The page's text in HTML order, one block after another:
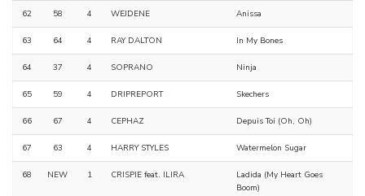
62 58 4 WEJDENE Anissa
63 64 4 RAY DALTON In My Bones
64 37 4 SOPRANO Ninja
65 59 4 DRIPREPORT Skechers
66 67 4 CEPHAZ Depuis Toi (Oh, Oh)
67 63 4 HARRY STYLES Watermelon Sugar
68 NEW 1 CRISPIE feat. ILIRA
Ladida (My Heart Goes
Boom)